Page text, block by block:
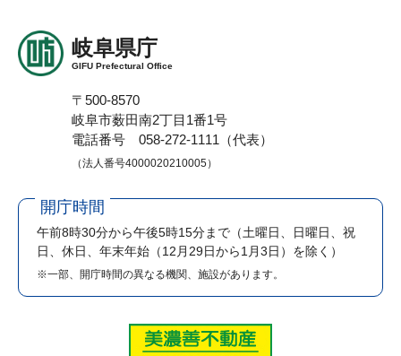
岐阜県庁
GIFU Prefectural Office
〒500-8570
岐阜市薮田南2丁目1番1号
電話番号 058-272-1111（代表）
（法人番号4000020210005）
開庁時間
午前8時30分から午後5時15分まで （土曜日、日曜日、祝
日、休日、年末年始（12月29日から1月3日）を除く）
※一部、開庁時間の異なる機関、施設があります。